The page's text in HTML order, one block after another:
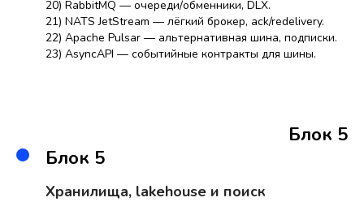
20) RabbitMQ — очереди/обменники, DLX.
21) NATS JetStream — лёгкий брокер, ack/redelivery.
22) Apache Pulsar — альтернативная шина, подписки.
23) AsyncAPI — событийные контракты для шины.
Блок 5
Блок 5
Хранилища, lakehouse и поиск